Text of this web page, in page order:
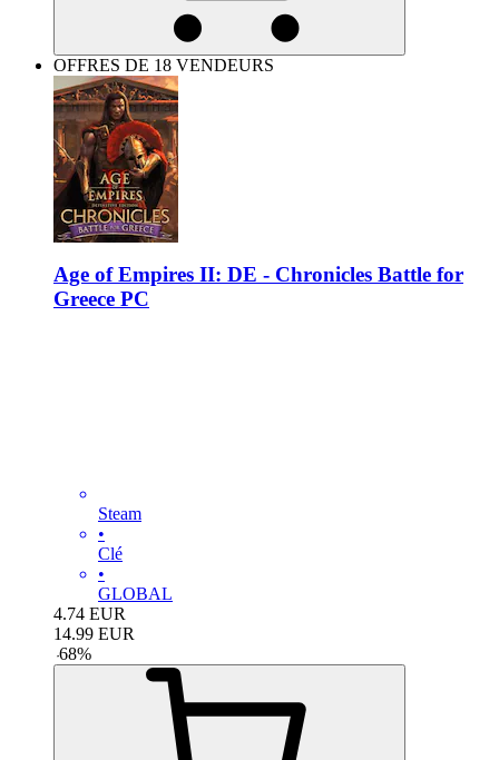
OFFRES DE 18 VENDEURS
Age of Empires II: DE - Chronicles Battle for
Greece PC
Steam
•
Clé
•
GLOBAL
4.74 EUR
14.99 EUR
-68%